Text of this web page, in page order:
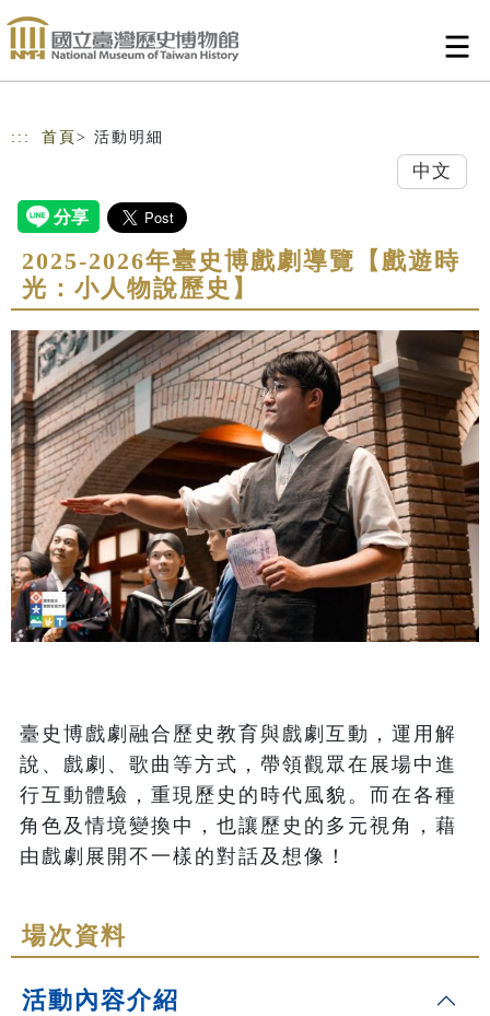
跳到主要內容
網站導覽
::: 首頁 > 活動明細
中文
2025-2026年臺史博戲劇導覽【戲遊時
光：小人物說歷史】
臺史博戲劇融合歷史教育與戲劇互動，運用解
說、戲劇、歌曲等方式，帶領觀眾在展場中進
行互動體驗，重現歷史的時代風貌。而在各種
角色及情境變換中，也讓歷史的多元視角，藉
由戲劇展開不一樣的對話及想像！
場次資料
活動內容介紹